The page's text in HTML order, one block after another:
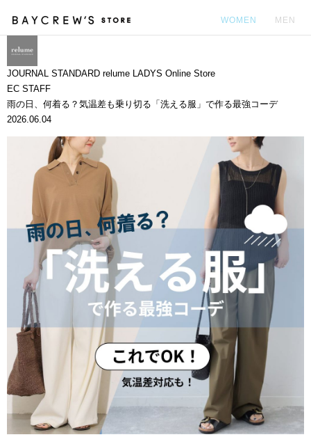
WOMEN MEN
JOURNAL STANDARD relume LADYS Online Store
EC STAFF
雨の日、何着る？気温差も乗り切る「洗える服」で作る最強コーデ
2026.06.04